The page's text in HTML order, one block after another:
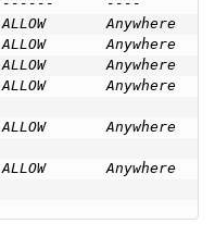
Anywhere
Anywhere
Anywhere
Anywhere
Anywhere
Anywhere